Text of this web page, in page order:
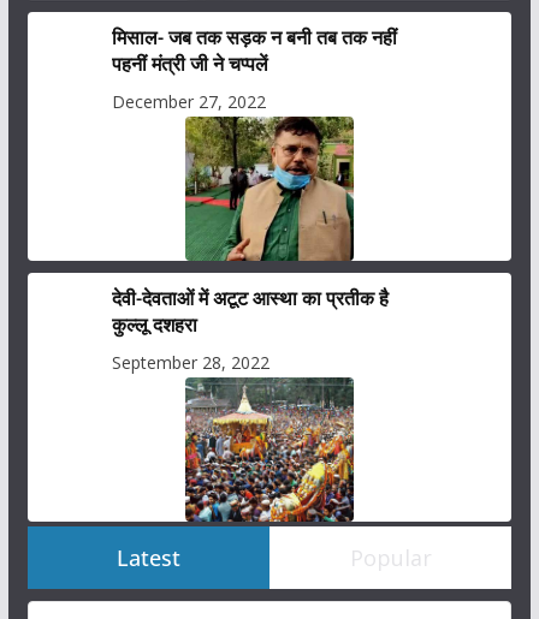
मिसाल- जब तक सड़क न बनी तब तक नहीं
पहनीं मंत्री जी ने चप्पलें
December 27, 2022
देवी-देवताओं में अटूट आस्था का प्रतीक है
कुल्लू दशहरा
September 28, 2022
Latest Popular